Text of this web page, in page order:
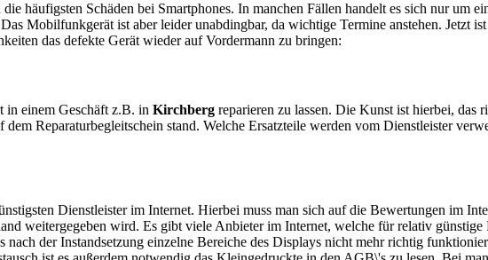
häufigsten Schäden bei Smartphones. In manchen Fällen handelt es sich nur um
Mobilfunkgerät ist aber leider unabdingbar, da wichtige Termine anstehen. Jetzt
das defekte Gerät wieder auf Vordermann zu bringen:
in einem Geschäft z.B. in Kirchberg reparieren zu lassen. Die Kunst ist hierbei, das
Reparaturbegleitschein stand. Welche Ersatzteile werden vom Dienstleister
Dienstleister im Internet. Hierbei muss man sich auf die Bewertungen im
weitergegeben wird. Es gibt viele Anbieter im Internet, welche für relativ günstige
der Instandsetzung einzelne Bereiche des Displays nicht mehr richtig